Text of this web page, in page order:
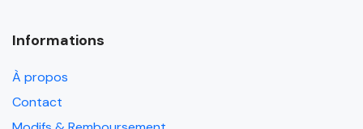
Informations
À propos
Contact